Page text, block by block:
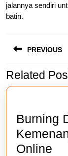
jalannya sendiri
batin.
pos
PREVIOUS
Previous
post:
Related
Burning
Online